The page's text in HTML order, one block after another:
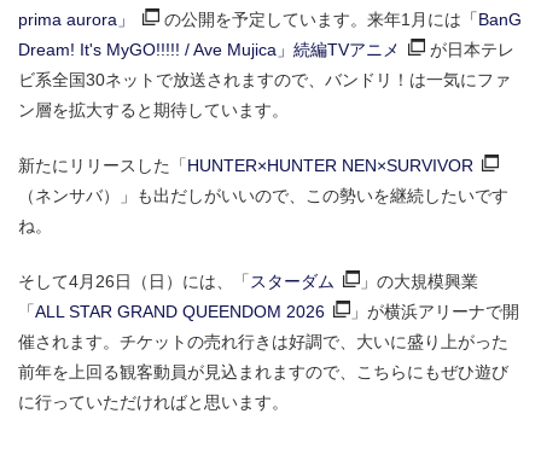
prima aurora」
の公開を予定しています。来年1月には 「BanG
Dream! It's MyGO!!!!! / Ave Mujica」続編TVアニメ
が日本テレ
ビ系全国30ネットで放送されますので、バンドリ！は一気にファ
ン層を拡大すると期待しています。
新たにリリースした「HUNTER×HUNTER NEN×SURVIVOR
（ネンサバ）」も出だしがいいので、この勢いを継続したいです
ね。
そして4月26日（日）には、「 スターダム
」の大規模興業
「ALL STAR GRAND QUEENDOM 2026
」が横浜アリーナで開
催されます。チケットの売れ行きは好調で、大いに盛り上がった
前年を上回る観客動員が見込まれますので、こちらにもぜひ遊び
に行っていただければと思います。